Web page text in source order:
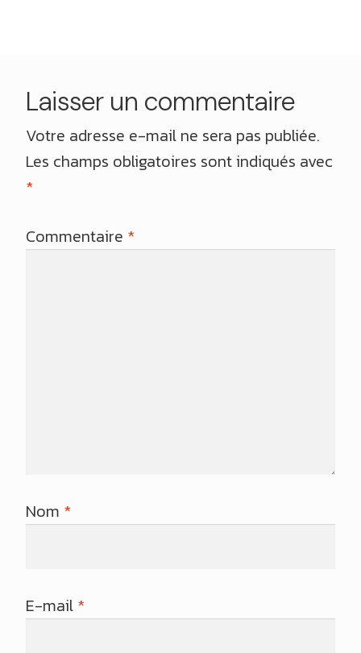
Laisser un commentaire
Votre adresse e-mail ne sera pas publiée.
Les champs obligatoires sont indiqués avec
*
Commentaire *
Nom *
E-mail *